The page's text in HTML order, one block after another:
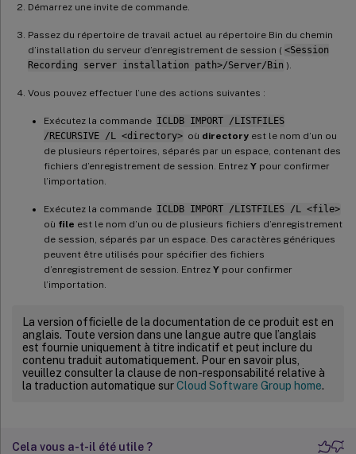
Démarrez une invite de commande.
Passez du répertoire de travail actuel au répertoire Bin du chemin
d’installation du serveur d’enregistrement de session ( <Session
Recording server installation path>/Server/Bin ).
Vous pouvez effectuer l’une des actions suivantes :
Exécutez la commande ICLDB IMPORT /LISTFILES
/RECURSIVE /L <directory> où directoryest le nom d’un ou
de plusieurs répertoires, séparés par un espace, contenant des
fichiers d’enregistrement de session. Entrez Y pour confirmer
l’importation.
Exécutez la commande ICLDB IMPORT /LISTFILES /L <file>
où file est le nom d’un ou de plusieurs fichiers d’enregistrement
de session, séparés par un espace. Des caractères génériques
peuvent être utilisés pour spécifier des fichiers
d’enregistrement de session. Entrez Y pour confirmer
l’importation.
La version officielle de la documentation de ce produit est en
anglais. Toute version dans une langue autre que l’anglais
est fournie uniquement à titre indicatif et peut inclure du
contenu traduit automatiquement. Pour en savoir plus,
veuillez consulter la clause de non-responsabilité relative à
la traduction automatique surCloud Software Group home.
Cela vous a-t-il été utile ?